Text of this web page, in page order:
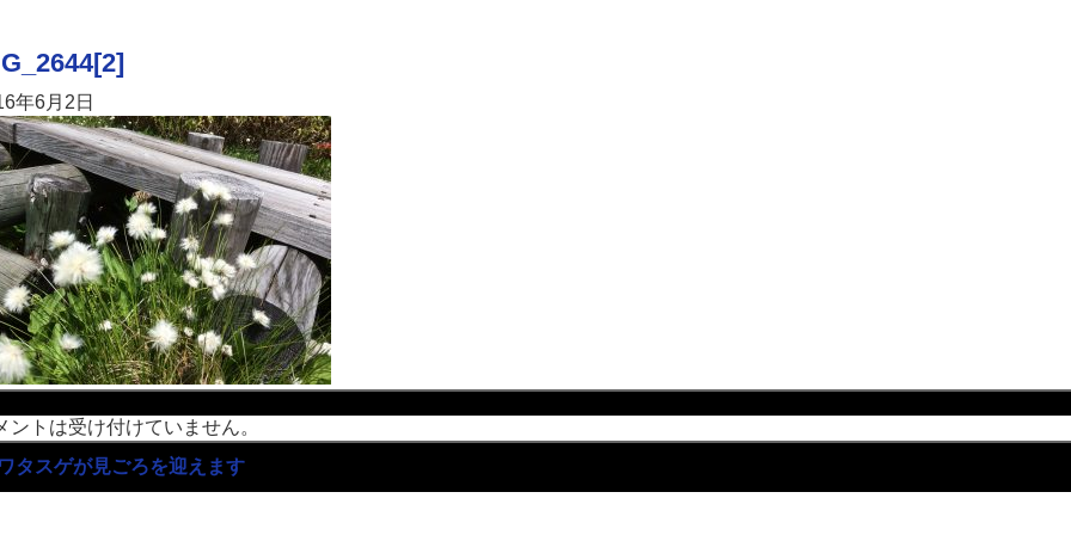
年6月2日
ントは受け付けていません。
タスゲが見ごろを迎えます